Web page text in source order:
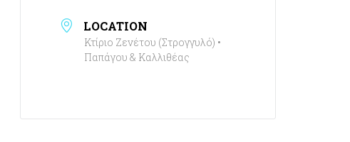
LOCATION
Κτίριο Ζενέτου (Στρογγυλό) •
Παπάγου & Καλλιθέας